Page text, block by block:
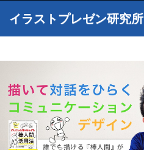
イラストプレゼン研究所